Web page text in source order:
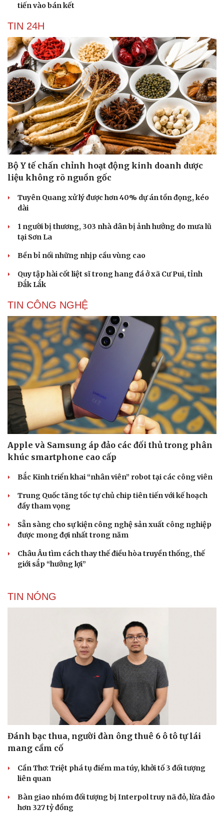
Cải chính
tiến vào bán kết
TIN 24H
Bộ Y tế chấn chỉnh hoạt động kinh doanh dược
liệu không rõ nguồn gốc
Tuyên Quang xử lý được hơn 40% dự án tồn đọng, kéo
dài
1 người bị thương, 303 nhà dân bị ảnh hưởng do mưa lũ
tại Sơn La
Bền bỉ nối những nhịp cầu vùng cao
Quy tập hài cốt liệt sĩ trong hang đá ở xã Cư Pui, tỉnh
Đắk Lắk
TIN CÔNG NGHỆ
Apple và Samsung áp đảo các đối thủ trong phân
khúc smartphone cao cấp
Bắc Kinh triển khai “nhân viên” robot tại các công viên
Trung Quốc tăng tốc tự chủ chip tiên tiến với kế hoạch
đầy tham vọng
Sẵn sàng cho sự kiện công nghệ sản xuất công nghiệp
được mong đợi nhất trong năm
Châu Âu tìm cách thay thế điều hòa truyền thống, thế
giới sắp “hưởng lợi”
TIN NÓNG
Đánh bạc thua, người đàn ông thuê 6 ô tô tự lái
mang cầm cố
Cần Thơ: Triệt phá tụ điểm ma túy, khởi tố 3 đối tượng
liên quan
Bàn giao nhóm đối tượng bị Interpol truy nã đỏ, lừa đảo
hơn 327 tỷ đồng